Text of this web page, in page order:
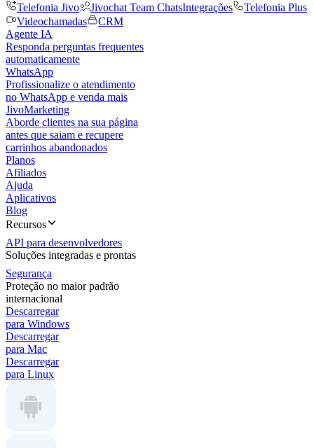
Telefonia Jivo
Jivochat Team ChatsIntegrações
Telefonia Plus
Videochamadas
CRM
Agente IA
Responda perguntas frequentes
automaticamente
WhatsApp
Profissionalize o atendimento
no WhatsApp e venda mais
JivoMarketing
Aborde clientes na sua página
antes que saiam e recupere
carrinhos abandonados
Planos
Afiliados
Ajuda
Aplicativos
Blog
Recursos
API para desenvolvedores
Soluções integradas e prontas
Segurança
Proteção no maior padrão
internacional
Descarregar
para Windows
Descarregar
para Mac
Descarregar
para Linux